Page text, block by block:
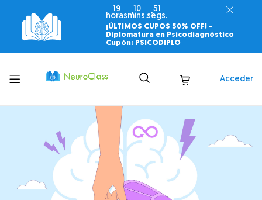
19
horas
10
mins.
49
segs.
¡ÚLTIMOS CUPOS 50% OFF! -
Diplomatura en Psicodiagnóstico
Cupón: PSICODIPLO
Toggle
menu
Acceder